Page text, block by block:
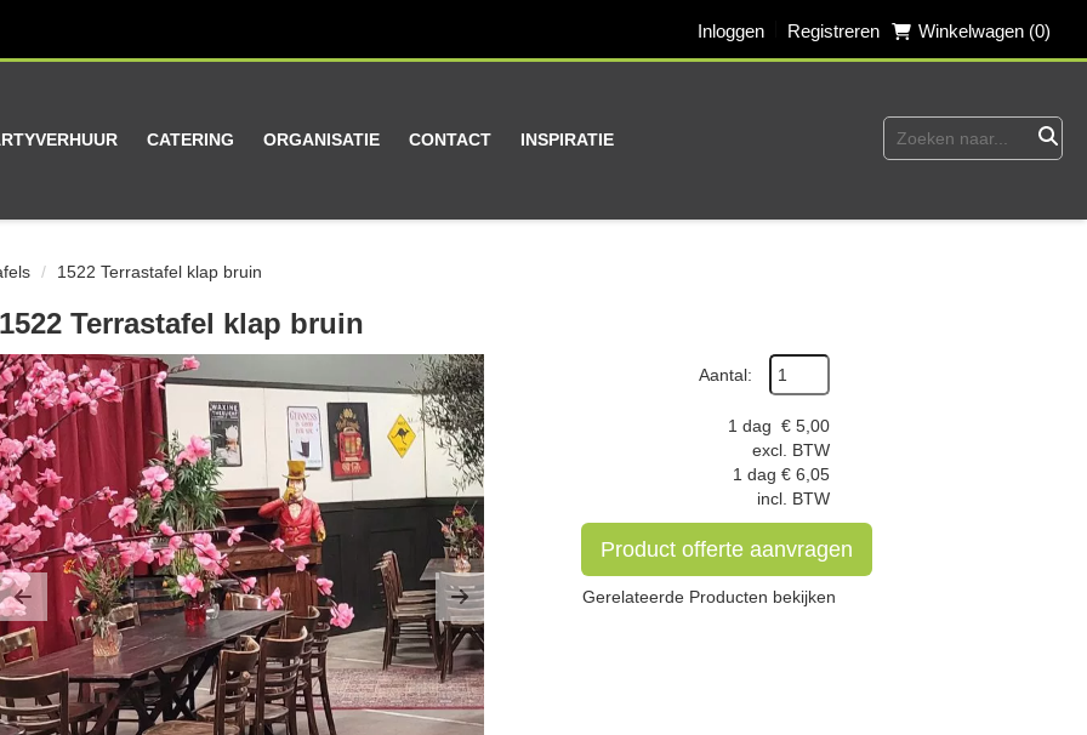
Inloggen Registreren Winkelwagen (0)
CATERING ORGANISATIE CONTACT INSPIRATIE
1522 Terrastafel klap bruin
1522 Terrastafel klap bruin
Previous Next
Aantal:
1 dag € 5,00
excl. BTW
1 dag € 6,05
incl. BTW
Product offerte aanvragen
Gerelateerde Producten bekijken